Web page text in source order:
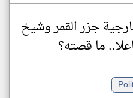
جزر القمر وشيخ
ما قصته؟